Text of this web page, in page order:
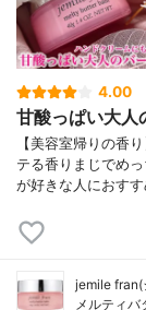
4.00
甘酸っぱい大人
【美容室帰りの香
テる香りまじでめ
が好きな人におす
jemile fran(
メルティバ